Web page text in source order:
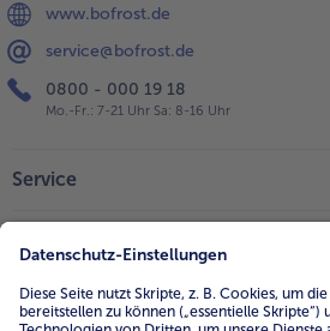
www.bofrost.de
service@bofrost.de
0800 - 000 19 18
Mo.-Fr.: 7-21 Uhr Sa: 8-16 Uhr
Service
Über uns